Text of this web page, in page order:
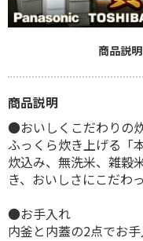
商品説明
商品説明
●おいしくこだわりの
ふっくら炊き上げる「
炊込み、無洗米、雑穀
き、おいしさにこだわ
●お手入れ
内釜と内蓋の2点でお